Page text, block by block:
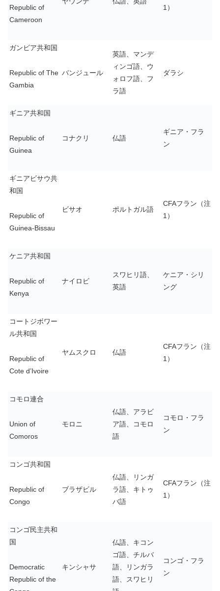
Republic of
Cameroon
1）
ガンビア共和国
Republic of The
Gambia
バンジュール
英語、マンデ
ィンゴ語、ウ
ォロフ語、フ
ラ語
ダラシ
ギニア共和国
Republic of
Guinea
コナクリ 仏語
ギニア・フラ
ン
ギニアビサウ共
和国
Republic of
Guinea-Bissau
ビサオ ポルトガル語
CFAフラン（注
1）
ケニア共和国
Republic of
Kenya
ナイロビ
スワヒリ語、
英語
ケニア・シリ
ング
コートジボワー
ル共和国
Republic of
Cote d’Ivoire
ヤムスクロ 仏語
CFAフラン（注
1）
コモロ連合
Union of
Comoros
モロニ
仏語、アラビ
ア語、コモロ
語
コモロ・フラ
ン
コンゴ共和国
Republic of
Congo
ブラザビル
仏語、リンガ
ラ語、キトゥ
バ語
CFAフラン（注
1）
コンゴ民主共和
国
Democratic
Republic of the
キンシャサ
仏語、キコン
ゴ語、チルバ
語、リンガラ
語、スワヒリ
コンゴ・フラ
ン